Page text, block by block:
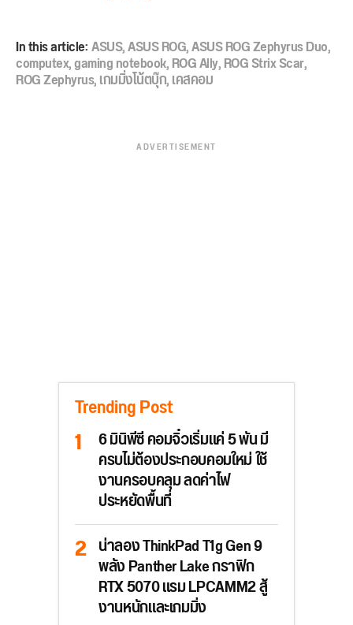
In this article:ASUS,ASUS ROG,ASUS ROG Zephyrus Duo,
computex,gaming notebook,ROG Ally,ROG Strix Scar,
ROG Zephyrus,เกมมิ่งโน้ตบุ๊ก,เคสคอม
ADVERTISEMENT
Trending Post
6 มินิพีซี คอมจิ๋วเริ่มแค่ 5 พัน มี
ครบไม่ต้องประกอบคอมใหม่ ใช้
งานครอบคลุม ลดค่าไฟ
ประหยัดพื้นที่
น่าลอง ThinkPad T1g Gen 9
พลัง Panther Lake กราฟิก
RTX 5070 แรม LPCAMM2 สู้
งานหนักและเกมมิ่ง